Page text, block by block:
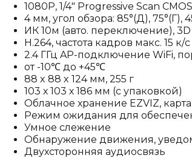
1080P, 1/4″ Progressive Scan CMOS
4 мм, угол обзора: 85°(Д), 75°(Г),
ИК 10м (авто. переключение),
H.264, частота кадров макс. 15 к/с
2.4 ГГц AP-подключение WiFi,
от -10℃ до +45℃
88 x 88 x 124 мм, 255 г
103 х 103 х 186 мм (с упаковкой)
Облачное хранение EZVIZ,
Режим ожидания для
Умное слежение
Обнаружение движения,
Двухсторонняя аудиосвязь